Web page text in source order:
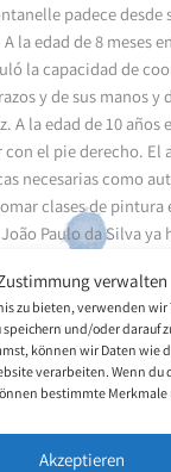
verwalten
zu bieten, verwenden wir
und/oder darauf
können wir Daten wie
verarbeiten. Wenn
bestimmte
Akzeptieren
padece
la edad de 8 meses
la capacidad de
y de sus manos
A la edad de 10 años
el pie derecho. El
necesarias como
clases de pintura
Paulo da Silva ya
general del